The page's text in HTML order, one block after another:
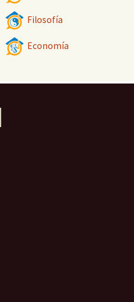
Filosofía
Economía